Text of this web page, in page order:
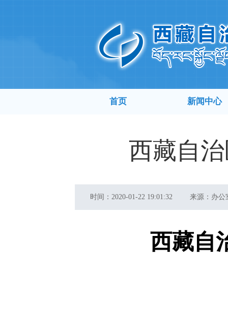
首页 新闻中心
西藏自
时间： 2020-01-22 19:01:32 来源： 办公
西藏自